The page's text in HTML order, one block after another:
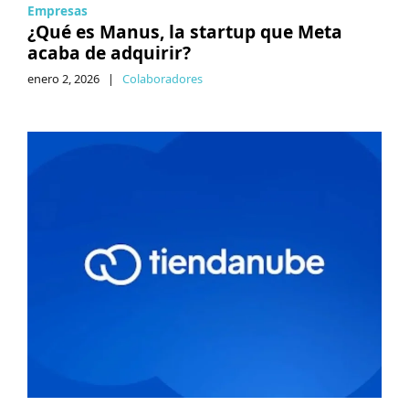
Empresas
¿Qué es Manus, la startup que Meta
acaba de adquirir?
enero 2, 2026 | Colaboradores